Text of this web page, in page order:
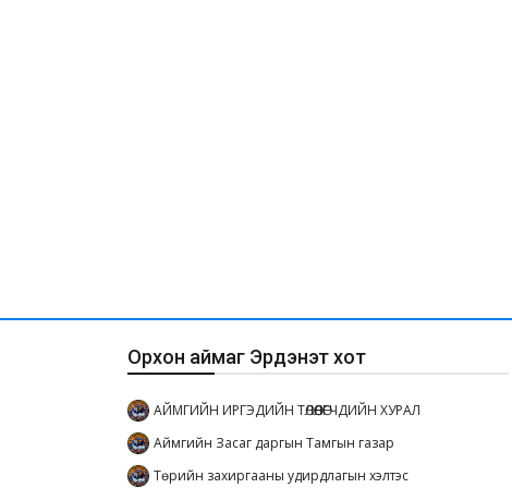
Орхон аймаг Эрдэнэт хот
АЙМГИЙН ИРГЭДИЙН ТӨЛӨӨЛӨГЧДИЙН ХУРАЛ
Аймгийн Засаг даргын Тамгын газар
Төрийн захиргааны удирдлагын хэлтэс